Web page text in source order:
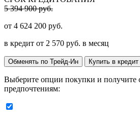
5 394 900 руб.
от 4 624 200 руб.
в кредит от 2 570 руб. в месяц
Обменять по Трейд-Ин Купить в кредит
Выберите опции покупки и получите
предпочтениям: